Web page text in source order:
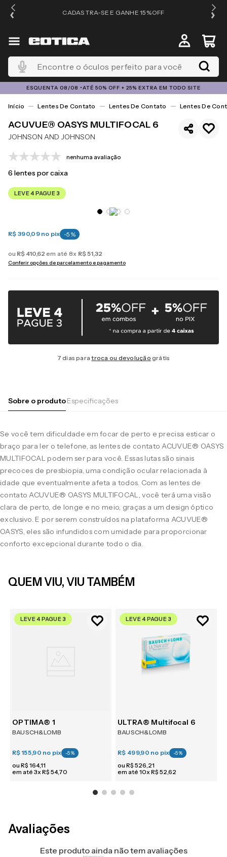
CADASTRA-SE E GANHE 15%OFF
Encontre o óculos perfeito para você
ESQUENTA 08/08 •ATÉ 50% OFF + 25% EXTRA EM TODO SITE
Lentes De Contato Lentes De Contato Lentes De
ACUVUE® OASYS MULTIFOCAL 6
JOHNSON AND JOHNSON
nenhuma avaliação
6 lentes por caixa
LEVE 4 PAGUE 3
R$ 390,09 no pix -5 %
ou R$ 410,62 em até 8x R$51,32
Conferir opções de parcelamento e pagamento
7 dias paratroca ou devolução grátis
Sobre o produtoEspecificações
Se você tem dificuldade em focar de perto e precisa esticar o
braço para ler o telefone, as lentes de contato ACUVUE® OASYS
MULTIFOCAL podem ser para você. Essas lutas são sinais
precoces de presbiopia, uma condição ocular relacionada à
idade que eventualmente afeta a todos. Com as lentes de
contato ACUVUE® OASYS MULTIFOCAL, você terá uma visão
clara de perto, de longe e no meio, graças a um design óptico
exclusivo. E por serem construídos na plataforma ACUVUE®
OASYS, eles são infundidos com umidade para proporcionar
conforto excepcional durante todo o dia.
QUEM VIU, VIU TAMBÉM
LEVE 4 PAGUE 3
OPTIMA® 1
BAUSCH&LOMB
R$ 155,90 no pix -5%
ou R$ 164,11
em até 3xR$ 54,70
LEVE 4 PAGUE 3
ULTRA® Multifocal 6
BAUSCH&LOMB
R$ 499,90 no pix -5%
ou R$ 526,21
em até 10xR$ 52,62
Avaliações
Este produto ainda não tem avaliações